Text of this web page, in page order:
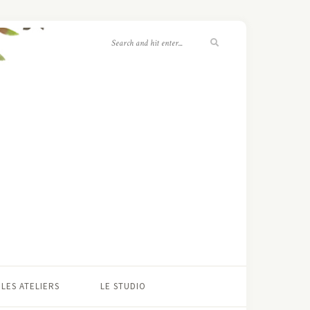
LES ATELIERS LE STUDIO